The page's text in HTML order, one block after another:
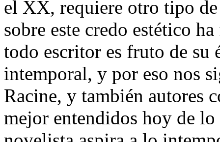
el XX, requiere otro tipo
sobre este credo estético
todo escritor es fruto de su
intemporal, y por eso nos
Racine, y también autores
mejor entendidos hoy de